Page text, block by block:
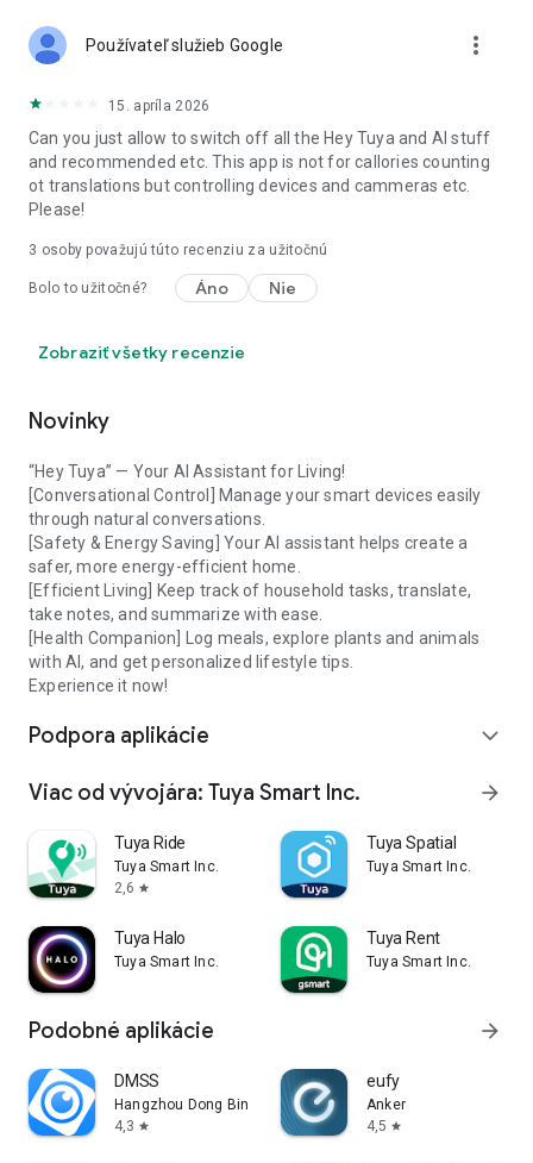
Používateľ služieb Google more_vert
15. apríla 2026
Can you just allow to switch off all the Hey Tuya and AI stuff
and recommended etc. This app is not for callories counting
ot translations but controlling devices and cammeras etc.
Please!
3 osoby považujú túto recenziu za užitočnú
Bolo to užitočné? Áno Nie
Zobraziť všetky recenzie
Novinky
“Hey Tuya” — Your AI Assistant for Living!
[Conversational Control] Manage your smart devices easily
through natural conversations.
[Safety & Energy Saving] Your AI assistant helps create a
safer, more energy-efficient home.
[Efficient Living] Keep track of household tasks, translate,
take notes, and summarize with ease.
[Health Companion] Log meals, explore plants and animals
with AI, and get personalized lifestyle tips.
Experience it now!
Podpora aplikácie expand_more
Viac od vývojára: Tuya Smart Inc. arrow_forward
Tuya Ride
Tuya Smart Inc.
2,6 star
Tuya Spatial
Tuya Smart Inc.
Tuya Halo
Tuya Smart Inc.
Tuya Rent
Tuya Smart Inc.
Podobné aplikácie arrow_forward
DMSS
Hangzhou Dong Bin Information Technology Co., Ltd.
4,3 star
eufy
Anker
4,5 star